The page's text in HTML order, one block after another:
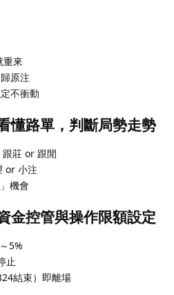
重來
原注
不衝動
路單，判斷局勢走勢
莊 or 跟閒
or 小注
機會
控管與操作限額設定
5%
止
結束）即離場